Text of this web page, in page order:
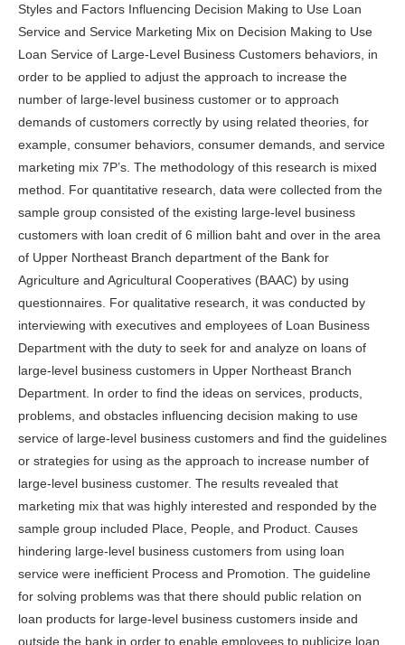
Styles and Factors Influencing Decision Making to Use Loan
Service and Service Marketing Mix on Decision Making to Use
Loan Service of Large-Level Business Customers behaviors, in
order to be applied to adjust the approach to increase the
number of large-level business customer or to approach
demands of customers correctly by using related theories, for
example, consumer behaviors, consumer demands, and service
marketing mix 7P’s. The methodology of this research is mixed
method. For quantitative research, data were collected from the
sample group consisted of the existing large-level business
customers with loan credit of 6 million baht and over in the area
of Upper Northeast Branch department of the Bank for
Agriculture and Agricultural Cooperatives (BAAC) by using
questionnaires. For qualitative research, it was conducted by
interviewing with executives and employees of Loan Business
Department with the duty to seek for and analyze on loans of
large-level business customers in Upper Northeast Branch
Department. In order to find the ideas on services, products,
problems, and obstacles influencing decision making to use
service of large-level business customers and find the guidelines
or strategies for using as the approach to increase number of
large-level business customer. The results revealed that
marketing mix that was highly interested and responded by the
sample group included Place, People, and Product. Causes
hindering large-level business customers from using loan
service were inefficient Process and Promotion. The guideline
for solving problems was that there should public relation on
loan products for large-level business customers inside and
outside the bank in order to enable employees to publicize loan